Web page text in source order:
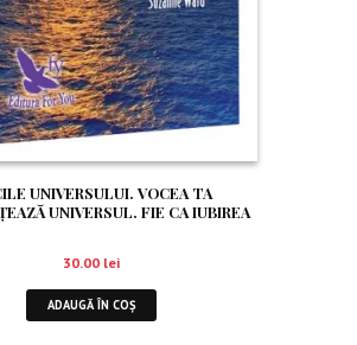
UNIVERSULUI. VOCEA TA
UNIVERSUL. FIE CA IUBIREA
30.00 lei
ADAUGĂ ÎN COȘ